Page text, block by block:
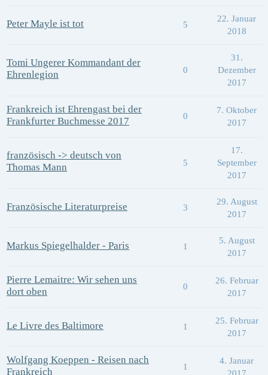
Peter Mayle ist tot 5
22. Januar
2018
Tomi Ungerer Kommandant der
Ehrenlegion
0
31.
Dezember
2017
Frankreich ist Ehrengast bei der
Frankfurter Buchmesse 2017
0
7. Oktober
2017
französisch -> deutsch von
Thomas Mann
5
17.
September
2017
Französische Literaturpreise 3
29. August
2017
Markus Spiegelhalder - Paris 1
5. August
2017
Pierre Lemaitre: Wir sehen uns
dort oben
0
26. Februar
2017
Le Livre des Baltimore 1
25. Februar
2017
Wolfgang Koeppen - Reisen nach
Frankreich
1
4. Januar
2017